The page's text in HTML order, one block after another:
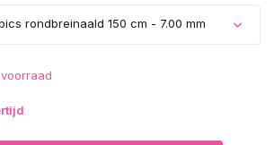
rondbreinaald 150 cm - 7.00 mm